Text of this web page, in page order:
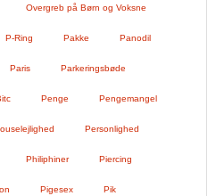
Overgreb på Børn og Voksne
P-Ring Pakke Panodil
Paris Parkeringsbøde
Penge Pengemangel
Personlighed
Philiphiner Piercing
Pigesex Pik